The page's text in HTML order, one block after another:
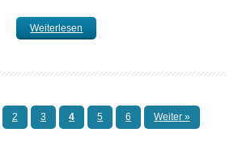
Weiterlesen
2 3 4 5 6 Weiter »